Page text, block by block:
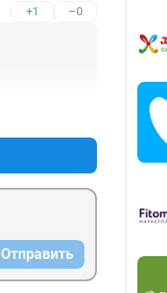
+1 –0
Отправить